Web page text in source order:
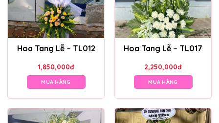
Hoa Tang Lễ – TL012
1,850,000đ
MUA HÀNG
Hoa Tang Lễ – TL017
2,250,000đ
MUA HÀNG